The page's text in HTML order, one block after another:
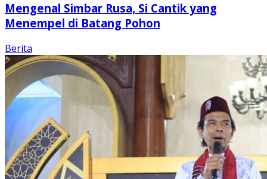
Mengenal Simbar Rusa, Si Cantik yang
Menempel di Batang Pohon
Berita